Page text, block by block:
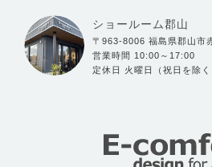
ショールーム郡山
〒963-8006 福島県郡山市
営業時間 10:00～17:00
定休日 火曜日（祝日を除